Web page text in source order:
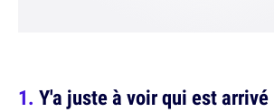
Y'a juste à voir qui est